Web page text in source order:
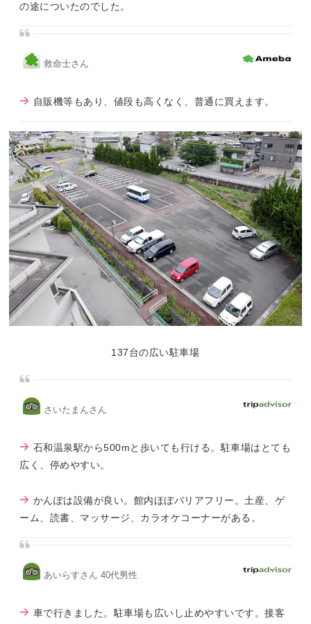
の途についたのでした。
救命士さん
自販機等もあり、値段も高くなく、普通に買えます。
137台の広い駐車場
さいたまんさん
石和温泉駅から500mと歩いても行ける。駐車場はとても
広く、停めやすい。
かんぽは設備が良い。館内ほぼバリアフリー。土産、ゲ
ーム、読書、マッサージ、カラオケコーナーがある。
あいらすさん 40代男性
車で行きました。駐車場も広いし止めやすいです。接客